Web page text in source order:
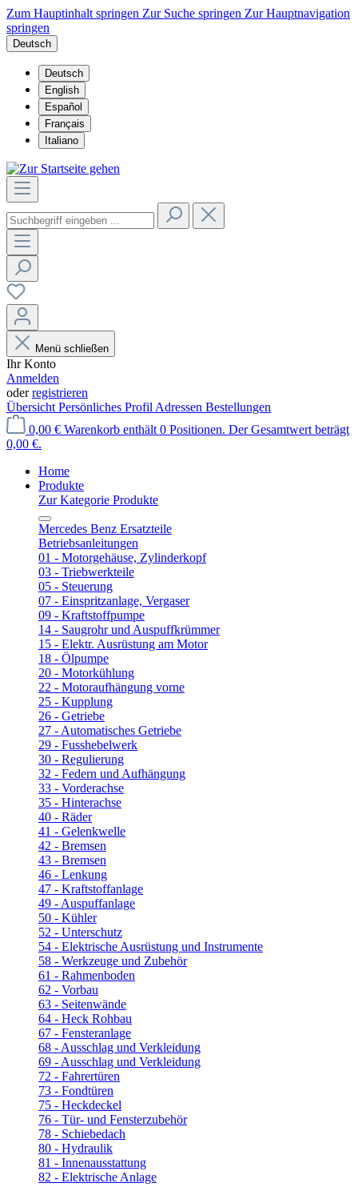
Zum Hauptinhalt springen Zur Suche springen Zur Hauptnavigation
springen
Deutsch
Deutsch
English
Español
Français
Italiano
Menü schließen
Ihr Konto
Anmelden
oderregistrieren
Übersicht Persönliches Profil Adressen Bestellungen
0,00 € Warenkorb enthält 0 Positionen. Der Gesamtwert beträgt
0,00 €.
Home
Produkte
Zur Kategorie Produkte
Mercedes Benz Ersatzteile
Betriebsanleitungen
01 - Motorgehäuse, Zylinderkopf
03 - Triebwerkteile
05 - Steuerung
07 - Einspritzanlage, Vergaser
09 - Kraftstoffpumpe
14 - Saugrohr und Auspuffkrümmer
15 - Elektr. Ausrüstung am Motor
18 - Ölpumpe
20 - Motorkühlung
22 - Motoraufhängung vorne
25 - Kupplung
26 - Getriebe
27 - Automatisches Getriebe
29 - Fusshebelwerk
30 - Regulierung
32 - Federn und Aufhängung
33 - Vorderachse
35 - Hinterachse
40 - Räder
41 - Gelenkwelle
42 - Bremsen
43 - Bremsen
46 - Lenkung
47 - Kraftstoffanlage
49 - Auspuffanlage
50 - Kühler
52 - Unterschutz
54 - Elektrische Ausrüstung und Instrumente
58 - Werkzeuge und Zubehör
61 - Rahmenboden
62 - Vorbau
63 - Seitenwände
64 - Heck Rohbau
67 - Fensteranlage
68 - Ausschlag und Verkleidung
69 - Ausschlag und Verkleidung
72 - Fahrertüren
73 - Fondtüren
75 - Heckdeckel
76 - Tür- und Fensterzubehör
78 - Schiebedach
80 - Hydraulik
81 - Innenausstattung
82 - Elektrische Anlage